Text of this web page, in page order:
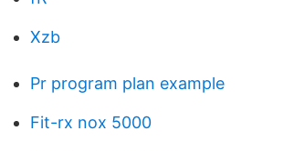
Xzb
Pr program plan example
Fit-rx nox 5000